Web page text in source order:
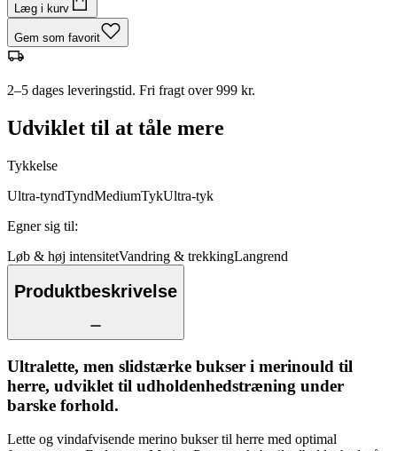
Læg i kurv
Gem som favorit
2–5 dages leveringstid. Fri fragt over 999 kr.
Udviklet til at tåle mere
Tykkelse
Ultra-tyndTyndMediumTykUltra-tyk
Egner sig til:
Løb & høj intensitetVandring & trekkingLangrend
Produktbeskrivelse
Ultralette, men slidstærke bukser i merinould til
herre, udviklet til udholdenhedstræning under
barske forhold.
Lette og vindafvisende merino bukser til herre med optimal